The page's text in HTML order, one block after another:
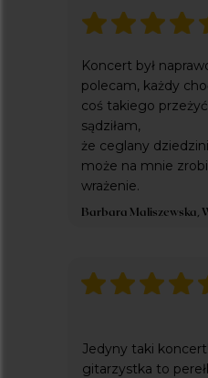
Jedyny taki
gitarzystka to
Barbara Maliszewska,
Koncert był
polecam, każdy
coś takiego
sądziłam,
że ceglany
może na mnie
wrażenie.
everlight concerts to projekt
pestka
wspierający cele